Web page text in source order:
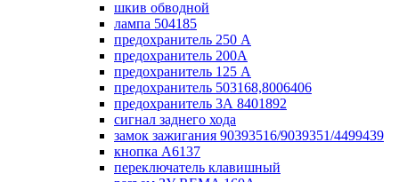
шкив обводной
лампа 504185
предохранитель 250 А
предохранитель 200А
предохранитель 125 А
предохранитель 503168,8006406
предохранитель 3А 8401892
сигнал заднего хода
замок зажигания 90393516/9039351/4499439
кнопка А6137
переключатель клавишный